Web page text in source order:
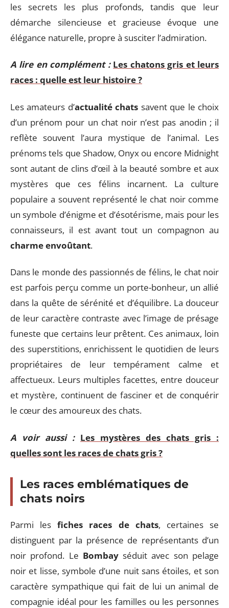
les secrets les plus profonds, tandis que leur
démarche silencieuse et gracieuse évoque une
élégance naturelle, propre à susciter l’admiration.
A lire en complément : Les chatons gris et leurs
races : quelle est leur histoire ?
Les amateurs d’actualité chats savent que le choix
d’un prénom pour un chat noir n’est pas anodin ; il
reflète souvent l’aura mystique de l’animal. Les
prénoms tels que Shadow, Onyx ou encore Midnight
sont autant de clins d’œil à la beauté sombre et aux
mystères que ces félins incarnent. La culture
populaire a souvent représenté le chat noir comme
un symbole d’énigme et d’ésotérisme, mais pour les
connaisseurs, il est avant tout un compagnon au
charme envoûtant.
Dans le monde des passionnés de félins, le chat noir
est parfois perçu comme un porte-bonheur, un allié
dans la quête de sérénité et d’équilibre. La douceur
de leur caractère contraste avec l’image de présage
funeste que certains leur prêtent. Ces animaux, loin
des superstitions, enrichissent le quotidien de leurs
propriétaires de leur tempérament calme et
affectueux. Leurs multiples facettes, entre douceur
et mystère, continuent de fasciner et de conquérir
le cœur des amoureux des chats.
A voir aussi : Les mystères des chats gris :
quelles sont les races de chats gris ?
Les races emblématiques de
chats noirs
Parmi lesfiches races de chats, certaines se
distinguent par la présence de représentants d’un
noir profond. Le Bombayséduit avec son pelage
noir et lisse, symbole d’une nuit sans étoiles, et son
caractère sympathique qui fait de lui un animal de
compagnie idéal pour les familles ou les personnes